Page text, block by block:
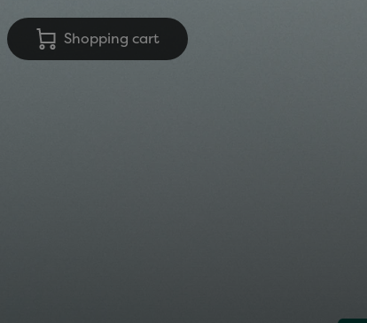
Shopping cart